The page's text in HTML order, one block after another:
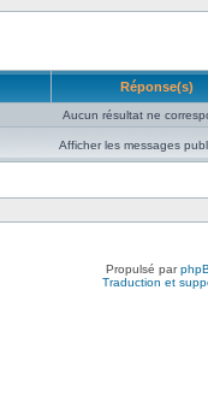
Réponse(s)
Aucun résultat ne
Afficher les messages
Propulsé par
Traduction et